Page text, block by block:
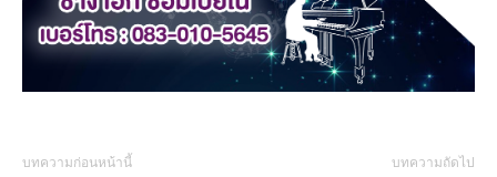
บทความก่อนหน้านี้ บทความถัดไป